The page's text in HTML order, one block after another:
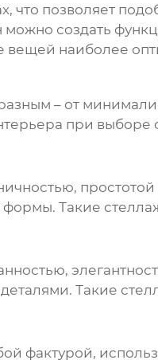
что позволяет
можно создать
вещей наиболее
– от
при выборе
Такие
Такие
фактурой,